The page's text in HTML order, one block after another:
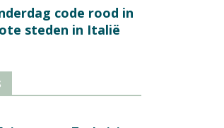
code rood in
steden in Italië